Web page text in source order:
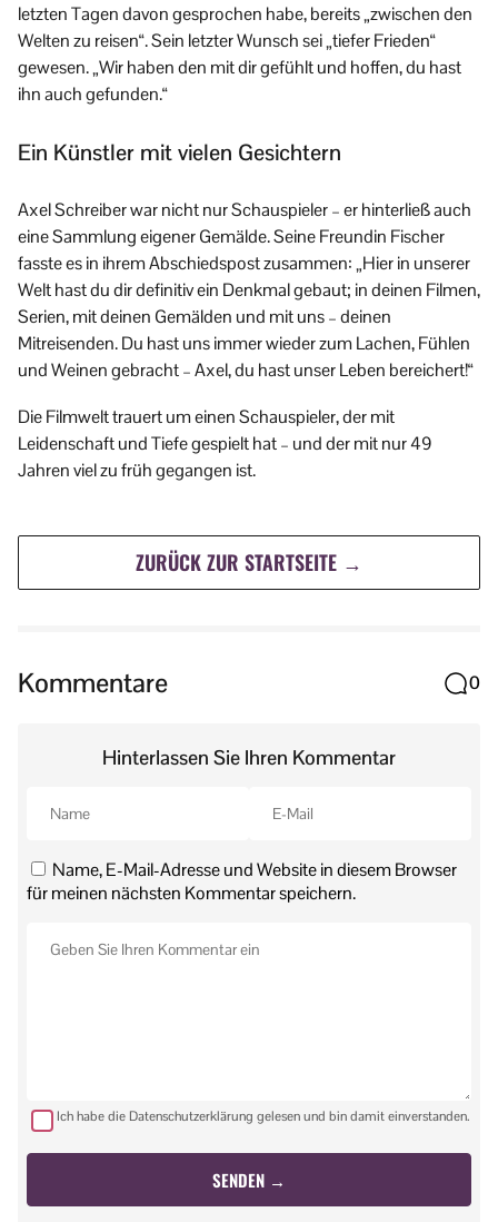
letzten Tagen davon gesprochen habe, bereits „zwischen den
Welten zu reisen“. Sein letzter Wunsch sei „tiefer Frieden“
gewesen. „Wir haben den mit dir gefühlt und hoffen, du hast
ihn auch gefunden.“
Ein Künstler mit vielen Gesichtern
Axel Schreiber war nicht nur Schauspieler – er hinterließ auch
eine Sammlung eigener Gemälde. Seine Freundin Fischer
fasste es in ihrem Abschiedspost zusammen: „Hier in unserer
Welt hast du dir definitiv ein Denkmal gebaut; in deinen Filmen,
Serien, mit deinen Gemälden und mit uns – deinen
Mitreisenden. Du hast uns immer wieder zum Lachen, Fühlen
und Weinen gebracht – Axel, du hast unser Leben bereichert!“
Die Filmwelt trauert um einen Schauspieler, der mit
Leidenschaft und Tiefe gespielt hat – und der mit nur 49
Jahren viel zu früh gegangen ist.
ZURÜCK ZUR STARTSEITE →
Kommentare 0
Hinterlassen Sie Ihren Kommentar
Name, E-Mail-Adresse und Website in diesem Browser
für meinen nächsten Kommentar speichern.
Ich habe die Datenschutzerklärung gelesen und bin damit einverstanden.